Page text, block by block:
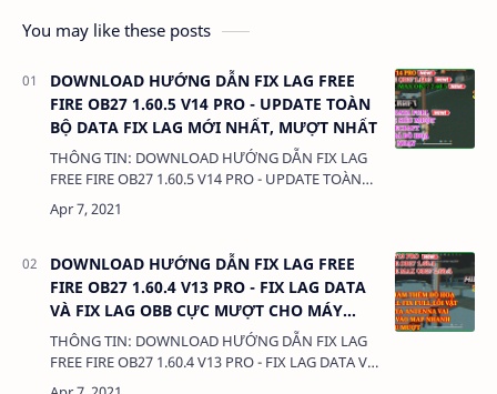
You may like these posts
DOWNLOAD HƯỚNG DẪN FIX LAG FREE
FIRE OB27 1.60.5 V14 PRO - UPDATE TOÀN
BỘ DATA FIX LAG MỚI NHẤT, MƯỢT NHẤT
THÔNG TIN: DOWNLOAD HƯỚNG DẪN FIX LAG
FREE FIRE OB27 1.60.5 V14 PRO - UPDATE TOÀN
BỘ DATA FIX LAG MỚI NHẤT, MƯỢT NHẤT
DUNG LƯỢNG: 380 Kb LIÊN KẾT: - DATA CÀI
DOWNLOAD HƯỚNG DẪN FIX LAG FREE
FIRE OB27 1.60.4 V13 PRO - FIX LAG DATA
VÀ FIX LAG OBB CỰC MƯỢT CHO MÁY
YẾU
THÔNG TIN: DOWNLOAD HƯỚNG DẪN FIX LAG
FREE FIRE OB27 1.60.4 V13 PRO - FIX LAG DATA VÀ
FIX LAG OBB CỰC MƯỢT CHO MÁY YẾU DUNG